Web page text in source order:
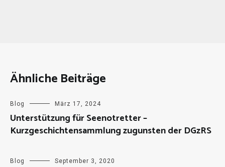
Ähnliche Beiträge
Blog März 17, 2024
Unterstützung für Seenotretter –
Kurzgeschichtensammlung zugunsten der DGzRS
Blog September 3, 2020